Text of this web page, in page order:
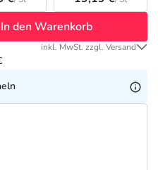
In den Warenkorb
inkl. MwSt. zzgl. Versand